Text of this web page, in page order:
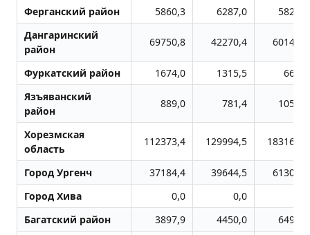
Ферганский район 5860,3 6287,0
5828,0
Дангаринский
район
69750,8 42270,4 60143,7
Фуркатский район 1674,0 1315,5
662,8
Язъяванский
район
889,0 781,4 1051,6
Хорезмская
область
112373,4 129994,5 183163,5
Город Ургенч 37184,4 39644,5
61308,1
Город Хива
0,0 0,0
Багатский район
3897,9 4450,0
6494,3